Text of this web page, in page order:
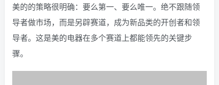
美的的策略很明确：要么第一、要么唯一。绝不跟随领
导者做市场，而是另辟赛道，成为新品类的开创者和领
导者。这是美的电器在多个赛道上都能领先的关键步
骤。